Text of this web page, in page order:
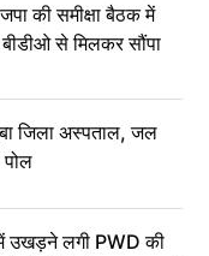
की समीक्षा बैठक में
से मिलकर सौंपा
जिला अस्पताल, जल
पोल
उखड़ने लगी PWD की